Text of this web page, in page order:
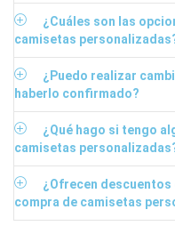
¿Cuáles son las
camisetas
¿Puedo realizar
haberlo confirmado?
¿Qué hago si tengo
camisetas
¿Ofrecen descuentos
compra de camisetas